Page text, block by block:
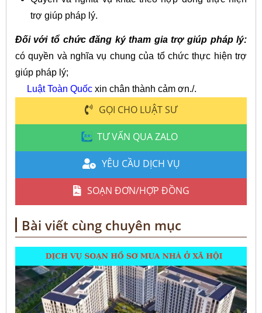
trợ giúp pháp lý.
Đối với tổ chức đăng ký tham gia trợ giúp pháp lý:
có quyền và nghĩa vụ chung của tổ chức thực hiện trợ
giúp pháp lý;
Luật Toàn Quốcxin chân thành cảm ơn./.
GỌI CHO LUẬT SƯ
TƯ VẤN QUA ZALO
YÊU CẦU DỊCH VỤ
SOẠN ĐƠN/HỢP ĐỒNG
Bài viết cùng chuyên mục